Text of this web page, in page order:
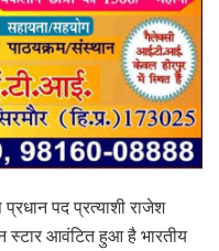
पद प्रत्याशी राजेश
स्टार आवंटित हुआ है भारतीय